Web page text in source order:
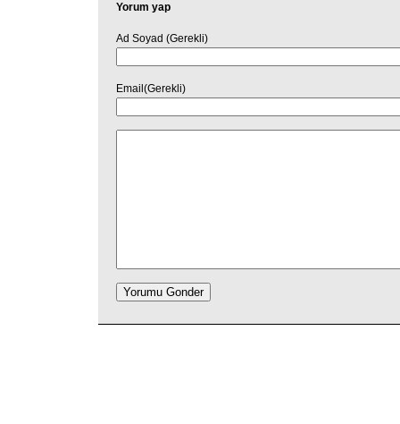
Yorum yap
Ad Soyad (Gerekli)
Email(Gerekli)